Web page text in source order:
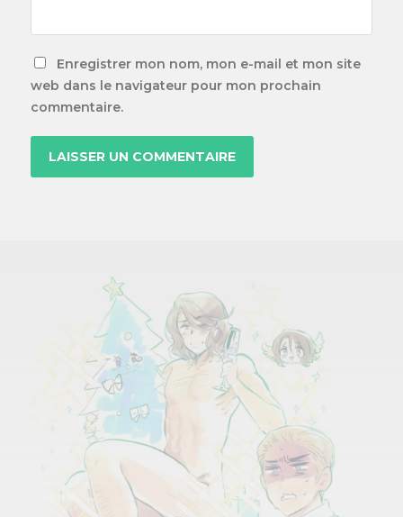
Enregistrer mon nom, mon e-mail et mon site
web dans le navigateur pour mon prochain
commentaire.